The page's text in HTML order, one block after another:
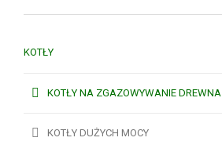
KOTŁY
KOTŁY NA ZGAZOWYWANIE DREWNA
KOTŁY DUŻYCH MOCY